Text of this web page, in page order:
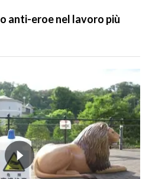
anti-eroe nel lavoro più